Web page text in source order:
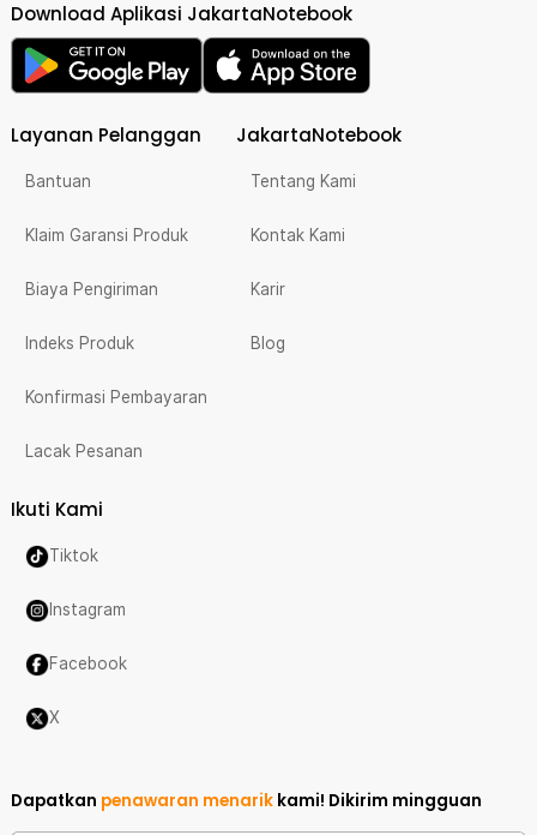
Download Aplikasi JakartaNotebook
Layanan Pelanggan
Bantuan
Klaim Garansi Produk
Biaya Pengiriman
Indeks Produk
Konfirmasi Pembayaran
Lacak Pesanan
JakartaNotebook
Tentang Kami
Kontak Kami
Karir
Blog
Ikuti Kami
Tiktok
Instagram
Facebook
X
Dapatkan penawaran menarik kami! Dikirim mingguan